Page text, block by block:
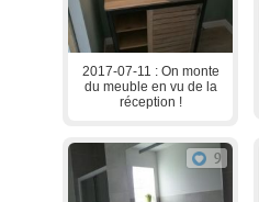
2017-07-11 : On monte
du meuble en vu de la
réception !
9